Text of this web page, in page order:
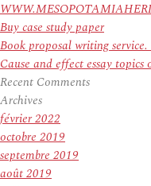
Buy case study paper
Book proposal writing
Cause and effect essay topics
Recent Comments
Archives
février 2022
octobre 2019
septembre 2019
août 2019